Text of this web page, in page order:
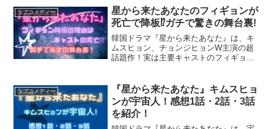
ラブコメディー
星から来たあなたのフィギョンが
死亡で降板⁉ガチで驚きの舞台裏!
韓国ドラマ『星から来たあなた』は、キ
ムスヒョン、チョンジヒョンW主演の超
話題作！実は主要キャストのフィギョン
のでしょうか？驚きの舞台裏について詳
しく書いていますので、ぜ...
ラブコメディー
『星から来たあなた』キムスヒョ
ンが宇宙人！感想1話・2話・3話
を紹介！